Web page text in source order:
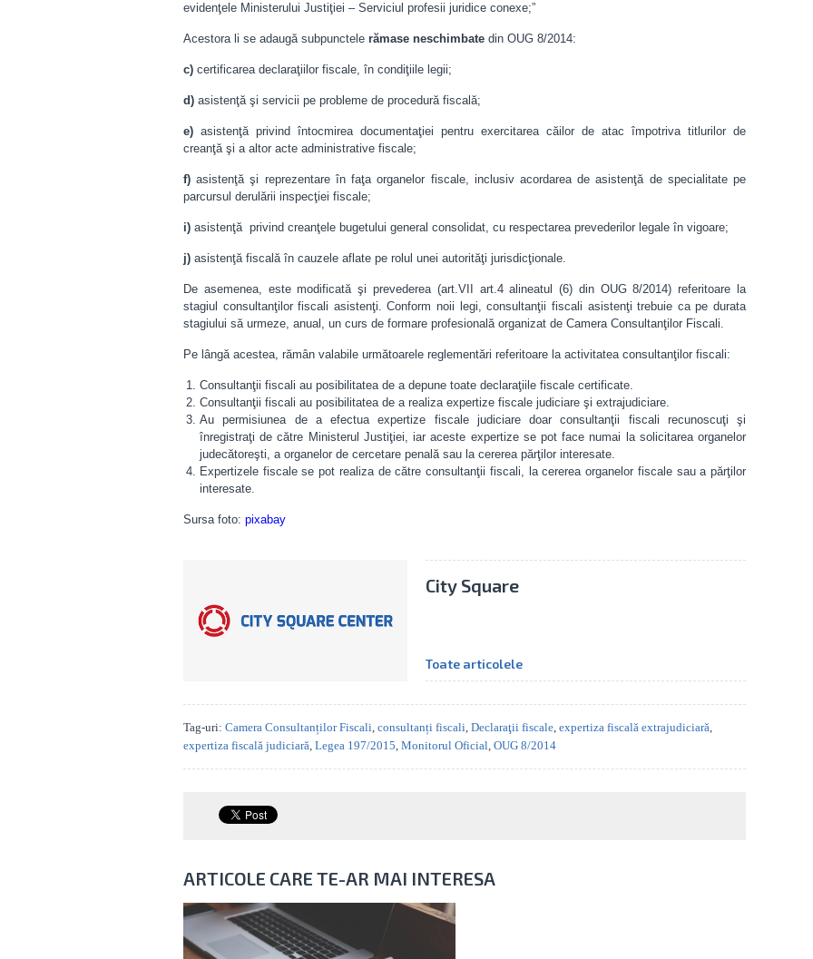
evidenţele Ministerului Justiţiei – Serviciul profesii juridice conexe;”
Acestora li se adaugă subpunctele rămase neschimbate din OUG 8/2014:
c) certificarea declaraţiilor fiscale, în condiţiile legii;
d) asistenţă şi servicii pe probleme de procedură fiscală;
e) asistenţă privind întocmirea documentaţiei pentru exercitarea căilor de atac împotriva titlurilor de
creanţă şi a altor acte administrative fiscale;
f) asistenţă şi reprezentare în faţa organelor fiscale, inclusiv acordarea de asistenţă de specialitate pe
parcursul derulării inspecţiei fiscale;
i) asistenţă privind creanţele bugetului general consolidat, cu respectarea prevederilor legale în vigoare;
j) asistenţă fiscală în cauzele aflate pe rolul unei autorităţi jurisdicţionale.
De asemenea, este modificată şi prevederea (art.VII art.4 alineatul (6) din OUG 8/2014) referitoare la
stagiul consultanţilor fiscali asistenţi. Conform noii legi, consultanţii fiscali asistenţi trebuie ca pe durata
stagiului să urmeze, anual, un curs de formare profesională organizat de Camera Consultanţilor Fiscali.
Pe lângă acestea, rămân valabile următoarele reglementări referitoare la activitatea consultanţilor fiscali:
Consultanţii fiscali au posibilitatea de a depune toate declaraţiile fiscale certificate.
Consultanţii fiscali au posibilitatea de a realiza expertize fiscale judiciare şi extrajudiciare.
Au permisiunea de a efectua expertize fiscale judiciare doar consultanţii fiscali recunoscuţi şi
înregistraţi de către Ministerul Justiţiei, iar aceste expertize se pot face numai la solicitarea organelor
judecătoreşti, a organelor de cercetare penală sau la cererea părţilor interesate.
Expertizele fiscale se pot realiza de către consultanţii fiscali, la cererea organelor fiscale sau a părţilor
interesate.
Sursa foto: pixabay
City Square
Toate articolele
Tag-uri: Camera Consultanților Fiscali, consultanți fiscali, Declaraţii fiscale, expertiza fiscală extrajudiciară,
expertiza fiscală judiciară, Legea 197/2015, Monitorul Oficial, OUG 8/2014
ARTICOLE CARE TE-AR MAI INTERESA